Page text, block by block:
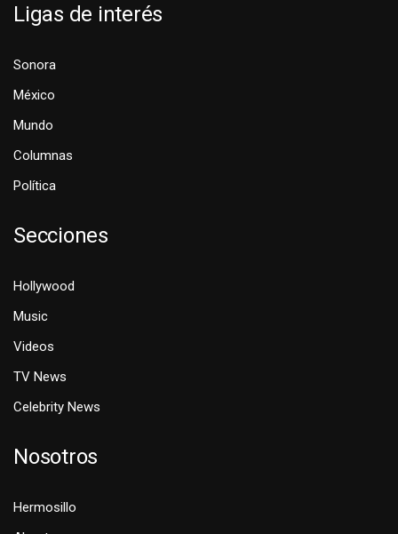
Ligas de interés
Sonora
México
Mundo
Columnas
Política
Secciones
Hollywood
Music
Videos
TV News
Celebrity News
Nosotros
Hermosillo